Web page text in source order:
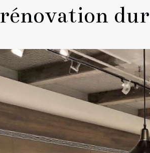
rénovation